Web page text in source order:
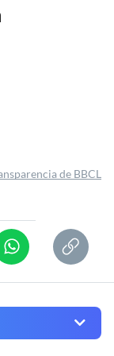
de BBCL